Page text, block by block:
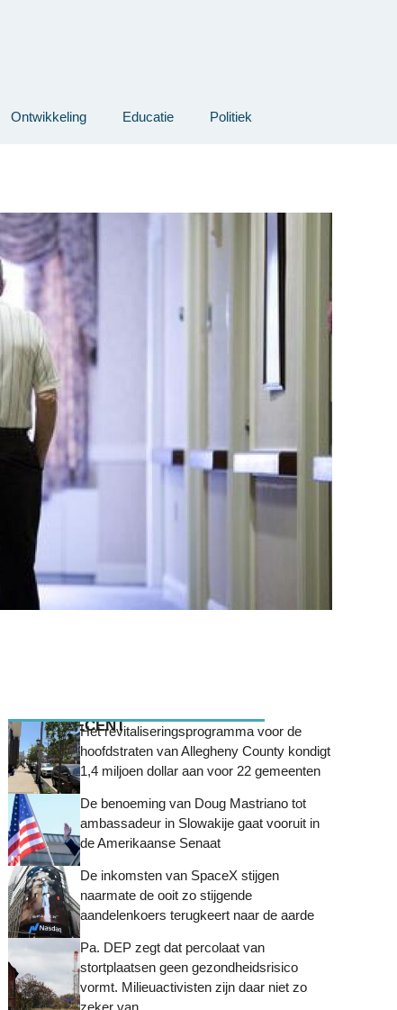
Ontwikkeling Educatie Politiek
MEEST RECENTHet revitaliseringsprogramma voor de
hoofdstraten van Allegheny County kondigt
1,4 miljoen dollar aan voor 22 gemeenten
De benoeming van Doug Mastriano tot
ambassadeur in Slowakije gaat vooruit in
de Amerikaanse Senaat
De inkomsten van SpaceX stijgen
naarmate de ooit zo stijgende
aandelenkoers terugkeert naar de aarde
Pa. DEP zegt dat percolaat van
stortplaatsen geen gezondheidsrisico
vormt. Milieuactivisten zijn daar niet zo
zeker van.